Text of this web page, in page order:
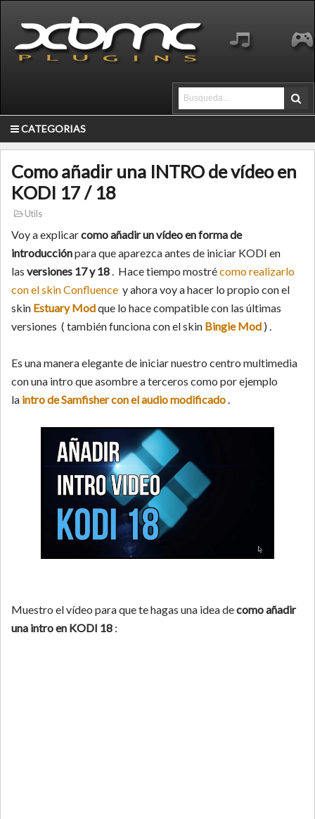
CATEGORIAS
Como añadir una INTRO de vídeo en
KODI 17 / 18
Utils
Voy a explicarcomo añadir un vídeo en forma de
introducciónpara que aparezca antes de iniciar KODI en
las versiones 17 y 18. Hace tiempo mostrécomo realizarlo
con el skin Confluence y ahora voy a hacer lo propio con el
skin Estuary Modque lo hace compatible con las últimas
versiones ( también funciona con el skin Bingie Mod ) .
Es una manera elegante de iniciar nuestro centro multimedia
con una intro que asombre a terceros como por ejemplo
la intro de Samfisher con el audio modificado.
Muestro el vídeo para que te hagas una idea decomo añadir
una intro en KODI 18 :